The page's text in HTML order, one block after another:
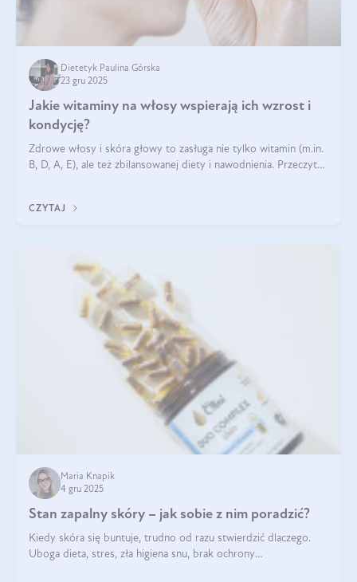
Dietetyk Paulina Górska
23 gru 2025
Jakie witaminy na włosy wspierają ich wzrost i
kondycję?
Zdrowe włosy i skóra głowy to zasługa nie tylko witamin (m.in.
B, D, A, E), ale też zbilansowanej diety i nawodnienia. Przeczytaj
CZYTAJ
Maria Knapik
4 gru 2025
Stan zapalny skóry – jak sobie z nim poradzić?
Kiedy skóra się buntuje, trudno od razu stwierdzić dlaczego.
Uboga dieta, stres, zła higiena snu, brak ochrony